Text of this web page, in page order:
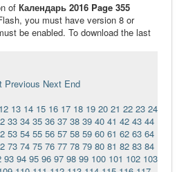
of Календарь 2016 Page 355
you must have version 8 or
be enabled. To download the last
Previous Next End
12 13 14 15 16 17 18 19 20 21 22 23 24
33 34 35 36 37 38 39 40 41 42 43 44
53 54 55 56 57 58 59 60 61 62 63 64
73 74 75 76 77 78 79 80 81 82 83 84
93 94 95 96 97 98 99 100 101 102 103